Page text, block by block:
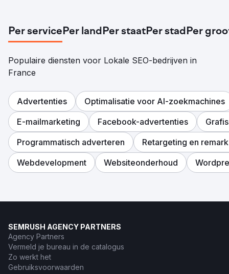
Per servicePer landPer staatPer stadPer
Populaire diensten voor Lokale SEO-bedrijven in
France
Advertenties
Optimalisatie voor AI-zoekmachines
E-mailmarketing
Facebook-advertenties
Programmatisch adverteren
Retargeting en
Webdevelopment
Websiteonderhoud
SEMRUSH AGENCY PARTNERS
Agency Partners
Vermeld je bureau in de catalogus
Zo werkt het
Gebruiksvoorwaarden